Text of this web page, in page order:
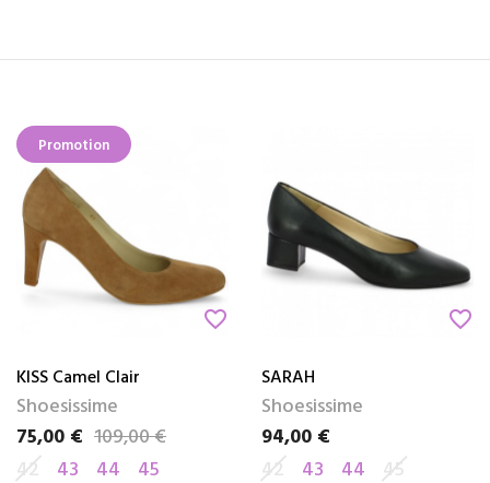
Promotion
favorite_border
KISS Camel Clair
Shoesissime
Prix
75,00 €
Prix de base109,00 €
42
43 44 45
favorite_border
SARAH
Shoesissime
Prix
94,00 €
42
43 44 45